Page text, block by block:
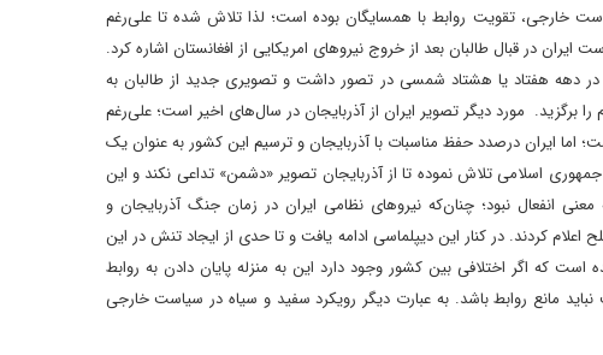
خارجی، تقویت روابط با همسایگان بوده است؛ لذا تلاش شده تا علی‌رغم
در قبال طالبان بعد از خروج نیروهای امریکایی از افغانستان اشاره کرد.
در دهه هفتاد یا هشتاد شمسی در تصور داشت و تصویری جدید از طالبان به
برگزید. مورد دیگر تصویر ایران از آذربایجان در سال‌های اخیر است؛ علی‌رغم
اما ایران درصدد حفظ مناسبات با آذربایجان و ترسیم این کشور به عنوان یک
اسلامی تلاش نموده تا از آذربایجان تصویر «دشمن» تداعی نکند و این
انفعال نبود؛ چنان‌که نیروهای نظامی ایران در زمان جنگ آذربایجان و
کردند. در کنار این دیپلماسی ادامه یافت و تا حدی از ایجاد تنش در این
که اگر اختلافی بین کشور وجود دارد این به منزله پایان دادن به روابط
نباید مانع روابط باشد. به عبارت دیگر رویکرد سفید و سیاه در سیاست خارجی